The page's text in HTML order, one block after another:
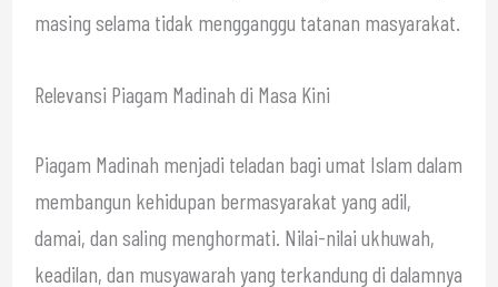
masing selama tidak mengganggu tatanan masyarakat.
Relevansi Piagam Madinah di Masa Kini
Piagam Madinah menjadi teladan bagi umat Islam dalam
membangun kehidupan bermasyarakat yang adil,
damai, dan saling menghormati. Nilai-nilai ukhuwah,
keadilan, dan musyawarah yang terkandung di dalamnya